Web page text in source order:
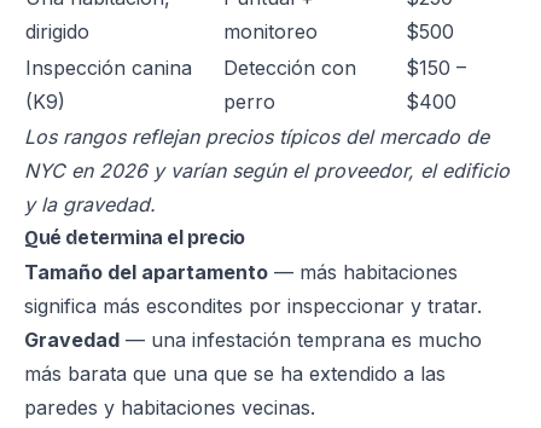
dirigido
monitoreo
$500
Inspección canina
(K9)
Detección con
perro
$150 –
$400
Los rangos reflejan precios típicos del mercado de
NYC en 2026 y varían según el proveedor, el edificio
y la gravedad.
Qué determina el precio
Tamaño del apartamento — más habitaciones
significa más escondites por inspeccionar y tratar.
Gravedad — una infestación temprana es mucho
más barata que una que se ha extendido a las
paredes y habitaciones vecinas.